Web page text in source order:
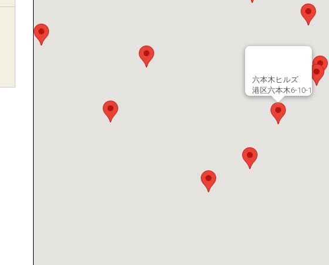
六本木ヒルズ
港区六本木6-10-1